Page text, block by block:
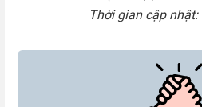
Thời gian cập